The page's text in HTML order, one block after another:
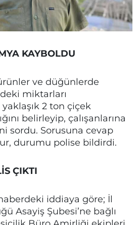
KAYBOLDU
ve düğünlerde
miktarları
yaklaşık 2 ton çiçek
belirleyip, çalışanlarına
sordu. Sorusuna cevap
durumu polise bildirdi.
ÇIKTI
iddiaya göre; İl
Asayiş Şubesi’ne bağlı